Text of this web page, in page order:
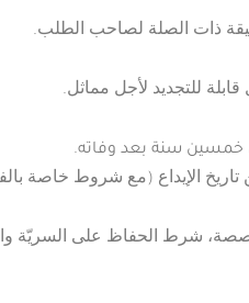
ذات الصلة لصاحب الطلب.
للتجديد لأجل مماثل.
خمسين سنة بعد وفاته.
تاريخ الإيداع (مع شروط خاصة
شرط الحفاظ على السريّة